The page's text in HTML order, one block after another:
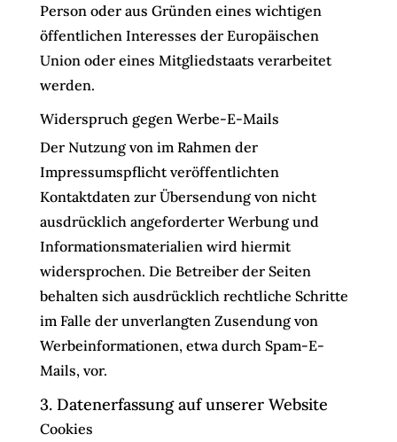
Person oder aus Gründen eines wichtigen
öffentlichen Interesses der Europäischen
Union oder eines Mitgliedstaats verarbeitet
werden.
Widerspruch gegen Werbe-E-Mails
Der Nutzung von im Rahmen der
Impressumspflicht veröffentlichten
Kontaktdaten zur Übersendung von nicht
ausdrücklich angeforderter Werbung und
Informationsmaterialien wird hiermit
widersprochen. Die Betreiber der Seiten
behalten sich ausdrücklich rechtliche Schritte
im Falle der unverlangten Zusendung von
Werbeinformationen, etwa durch Spam-E-
Mails, vor.
3. Datenerfassung auf unserer Website
Cookies